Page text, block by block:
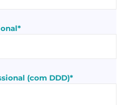
(com DDD)*